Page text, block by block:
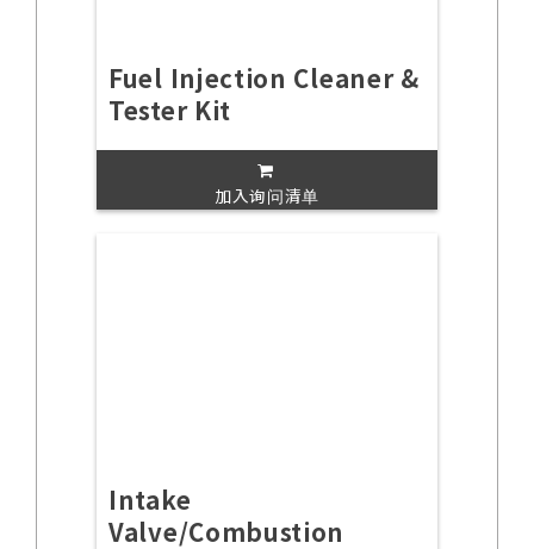
Fuel Injection Cleaner &
Tester Kit
加入询问清单
Intake
Valve/Combustion